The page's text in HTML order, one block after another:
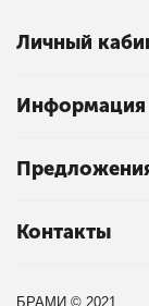
Личный
Информация
Контакты
БРАМИ © 2021